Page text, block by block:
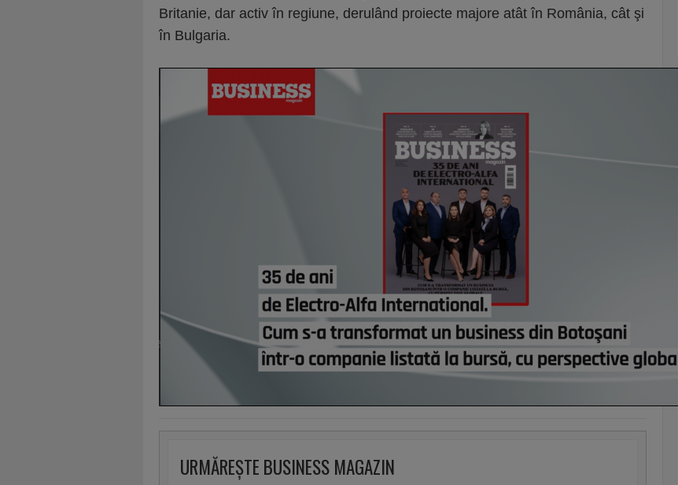
Britanie, dar activ în regiune, derulând proiecte majore atât în România, cât şi
în Bulgaria.
URMĂREȘTE BUSINESS MAGAZIN